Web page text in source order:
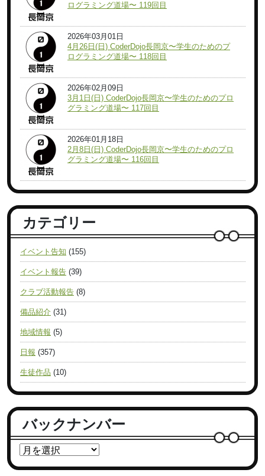
ログラミング道場〜 119回目
2026年03月01日
4月26日(日) CoderDojo長岡京〜学生のためのプ
ログラミング道場〜 118回目
2026年02月09日
3月1日(日) CoderDojo長岡京〜学生のためのプロ
グラミング道場〜 117回目
2026年01月18日
2月8日(日) CoderDojo長岡京〜学生のためのプロ
グラミング道場〜 116回目
カテゴリー
イベント告知 (155)
イベント報告 (39)
クラブ活動報告 (8)
備品紹介 (31)
地域情報 (5)
日報 (357)
生徒作品 (10)
バックナンバー